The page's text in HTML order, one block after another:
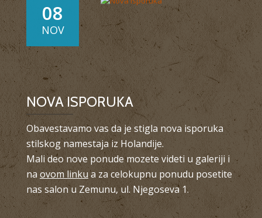
08
NOV
NOVA ISPORUKA
Obavestavamo vas da je stigla nova isporuka
stilskog namestaja iz Holandije.
Mali deo nove ponude mozete videti u galeriji i
naovom linkua za celokupnu ponudu posetite
nas salon u Zemunu, ul. Njegoseva 1.